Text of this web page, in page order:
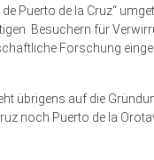
Puerto de la Cruz“
Besuchern für
Forschung
übrigens auf die
noch Puerto de la